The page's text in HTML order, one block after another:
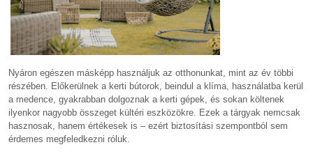
Nyáron egészen másképp használjuk az otthonunkat, mint az év többi
részében. Előkerülnek a kerti bútorok, beindul a klíma, használatba kerül
a medence, gyakrabban dolgoznak a kerti gépek, és sokan költenek
ilyenkor nagyobb összeget kültéri eszközökre. Ezek a tárgyak nemcsak
hasznosak, hanem értékesek is – ezért biztosítási szempontból sem
érdemes megfeledkezni róluk.